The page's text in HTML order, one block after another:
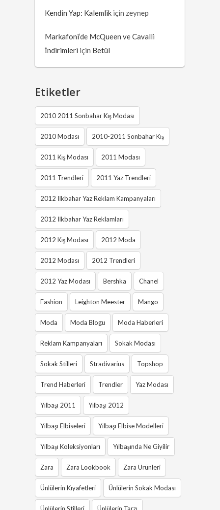
Kendin Yap: Kalemlik için zeynep
Markafoni’de McQueen ve Cavalli
İndirimleri için Betül
Etiketler
2010 2011 Sonbahar Kış Modası
2010 Modası 2010-2011 Sonbahar Kış
2011 Kış Modası 2011 Modası
2011 Trendleri 2011 Yaz Trendleri
2012 Ilkbahar Yaz Reklam Kampanyaları
2012 Ilkbahar Yaz Reklamları
2012 Kış Modası 2012 Moda
2012 Modası 2012 Trendleri
2012 Yaz Modası Bershka Chanel
Fashion Leighton Meester Mango
Moda Moda Blogu Moda Haberleri
Reklam Kampanyaları Sokak Modası
Sokak Stilleri Stradivarius Topshop
Trend Haberleri Trendler Yaz Modası
Yılbaşı 2011 Yılbaşı 2012
Yılbaşı Elbiseleri Yılbaşı Elbise Modelleri
Yılbaşı Koleksiyonları Yılbaşında Ne Giyilir
Zara Zara Lookbook Zara Ürünleri
Ünlülerin Kıyafetleri Ünlülerin Sokak Modası
Ünlülerin Stilleri Ünlülerin Tarzı